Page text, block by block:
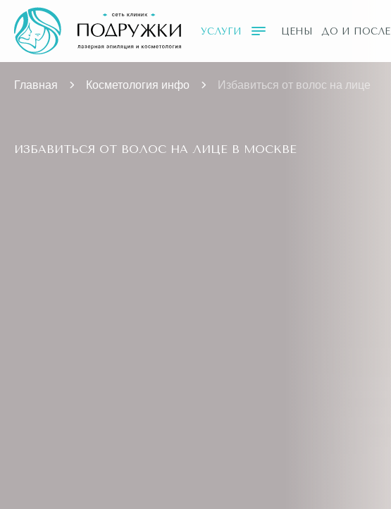
УСЛУГИ ЦЕНЫ ДО И ПОСЛЕ
Главная Косметология инфо Избавиться от волос на лице
ИЗБАВИТЬСЯ ОТ ВОЛОС НА ЛИЦЕ В МОСКВЕ